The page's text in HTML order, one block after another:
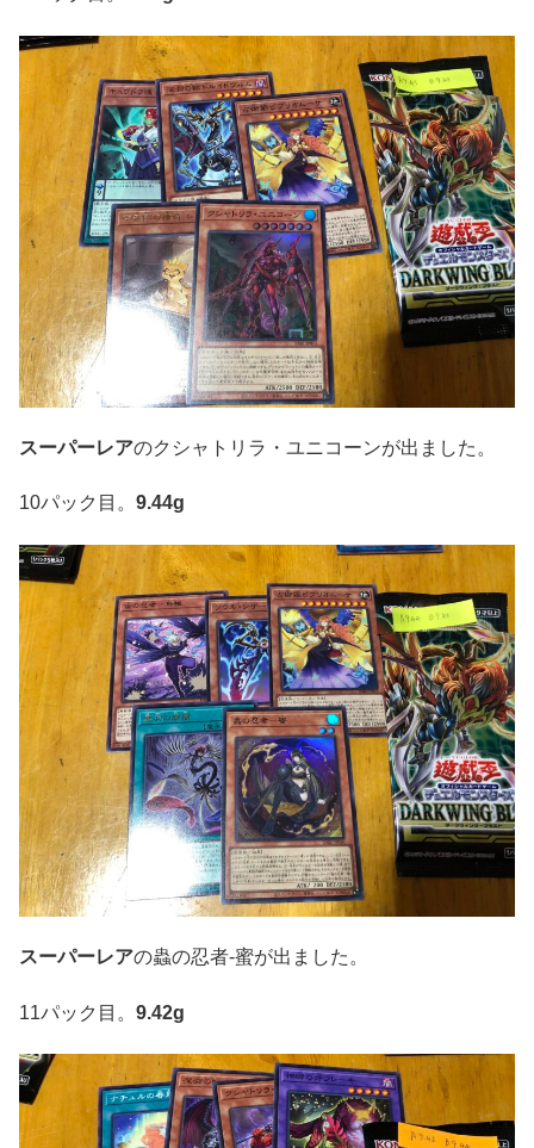
スーパーレアのクシャトリラ・ユニコーンが出ました。
10パック目。 9.44g
スーパーレアの蟲の忍者-蜜が出ました。
11パック目。 9.42g